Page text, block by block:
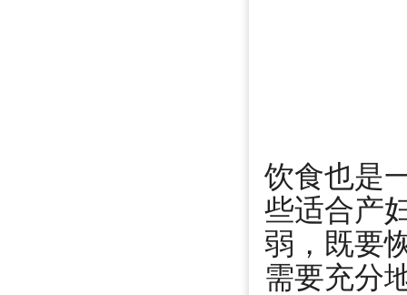
饮食也是
些适合产
弱，既要
需要充分